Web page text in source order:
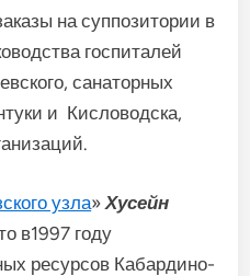
на суппозитории в
госпиталей
санаторных
и Кисловодска,
узла»Хусейн
в1997 году
ресурсов Кабардино-